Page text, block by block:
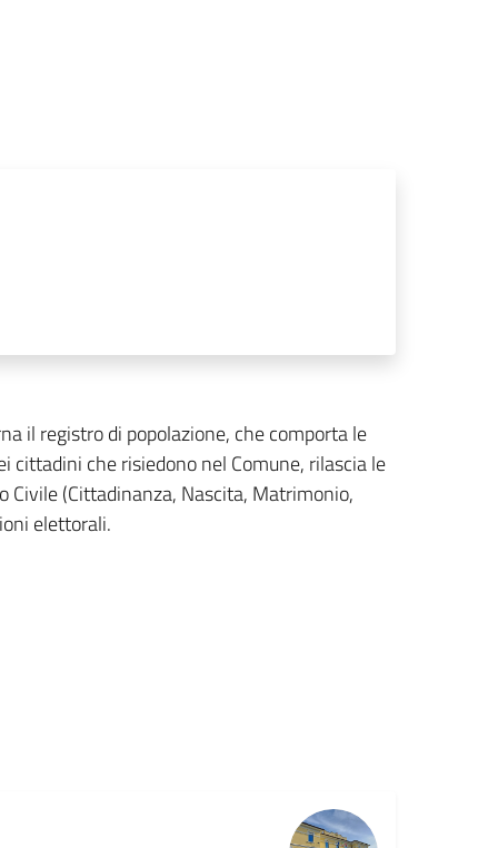
il registro di popolazione, che comporta le
che risiedono nel Comune, rilascia le
(Cittadinanza, Nascita, Matrimonio,
elettorali.